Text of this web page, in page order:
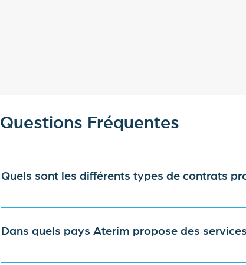
Quels sont les différents types de contrats
Nous offrons des solutions flexibles pour divers
Dans quels pays Aterim propose des
Aterim propose ses services dans plus de 30 pays
Questions Fréquentes